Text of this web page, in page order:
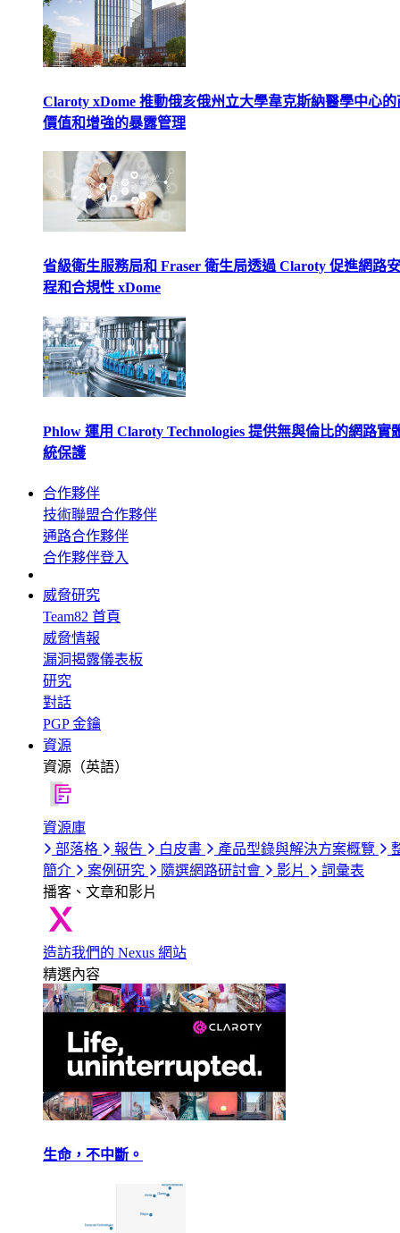
Claroty xDome 推動俄亥俄州立大學韋克斯納醫學中心的
價值和增強的暴露管理
省級衛生服務局和 Fraser 衛生局透過 Claroty 促進網路
程和合規性 xDome
Phlow 運用 Claroty Technologies 提供無與倫比的網路實
統保護
合作夥伴
技術聯盟合作夥伴
通路合作夥伴
合作夥伴登入
威脅研究
Team82 首頁
威脅情報
漏洞揭露儀表板
研究
對話
PGP 金鑰
資源
資源（英語）
資源庫
部落格
報告 白皮書 產品型錄與解決方案概覽
簡介
案例研究 隨選網路研討會 影片
詞彙表
播客、文章和影片
造訪我們的 Nexus 網站
精選內容
生命，不中斷。